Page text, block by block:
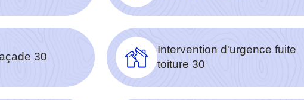
30
Intervention d'urgence fuite
toiture 30